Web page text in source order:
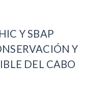
Y SBAP
Y
DEL CABO